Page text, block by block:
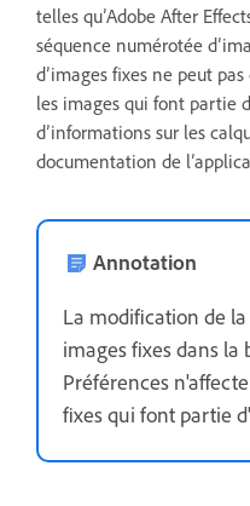
telles qu’Adobe After
séquence numérotée
d’images fixes ne peut
les images qui font partie
d’informations sur les
documentation de
Annotation
La modification de
images fixes dans la
Préférences
fixes qui font partie